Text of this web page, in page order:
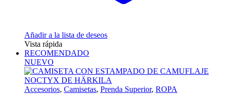
Añadir a la lista de deseos
Vista rápida
RECOMENDADO
NUEVO
Accesorios, Camisetas, Prenda Superior, ROPA